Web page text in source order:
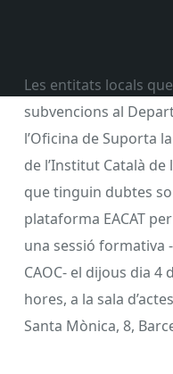
Les entitats locals
subvencions al
l’Oficina de Suporta
de l’Institut Català de
que tinguin dubtes
plataforma EACAT
una sessió formativa
CAOC- el dijous dia 4
hores, a la sala
Santa Mònica, 8,